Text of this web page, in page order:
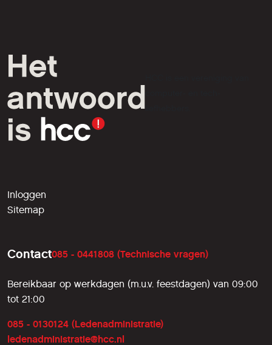
liefhebbers.
Inloggen
Sitemap
Contact085 - 0441808 (Technische vragen)
Bereikbaar op werkdagen (m.u.v. feestdagen) van 09:00
tot 21:00
085 - 0130124 (Ledenadministratie)
ledenadministratie@hcc.nl